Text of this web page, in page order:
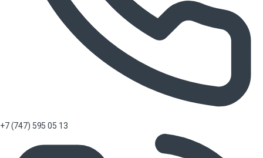
+7 (747) 595 05 13